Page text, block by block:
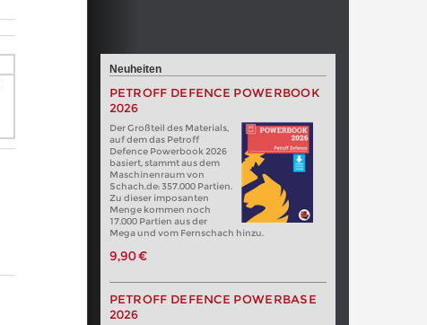
Neuheiten
PETROFF DEFENCE POWERBOOK
2026
Der Großteil des Materials,
auf dem das Petroff
Defence Powerbook 2026
basiert, stammt aus dem
Maschinenraum von
Schach.de: 357.000 Partien.
Zu dieser imposanten
Menge kommen noch
17.000 Partien aus der
Mega und vom Fernschach hinzu.
9,90 €
PETROFF DEFENCE POWERBASE
2026